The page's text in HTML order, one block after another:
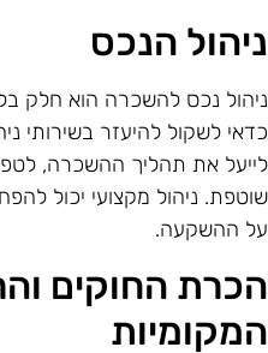
הנכס
נכס להשכרה הוא חלק
לשקול להיעזר בשירותי
את תהליך ההשכרה,
ניהול מקצועי יכול
ההשקעה.
החוקים